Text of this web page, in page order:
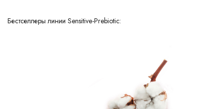
Бестселлеры линии Sensitive-Prebiotic: